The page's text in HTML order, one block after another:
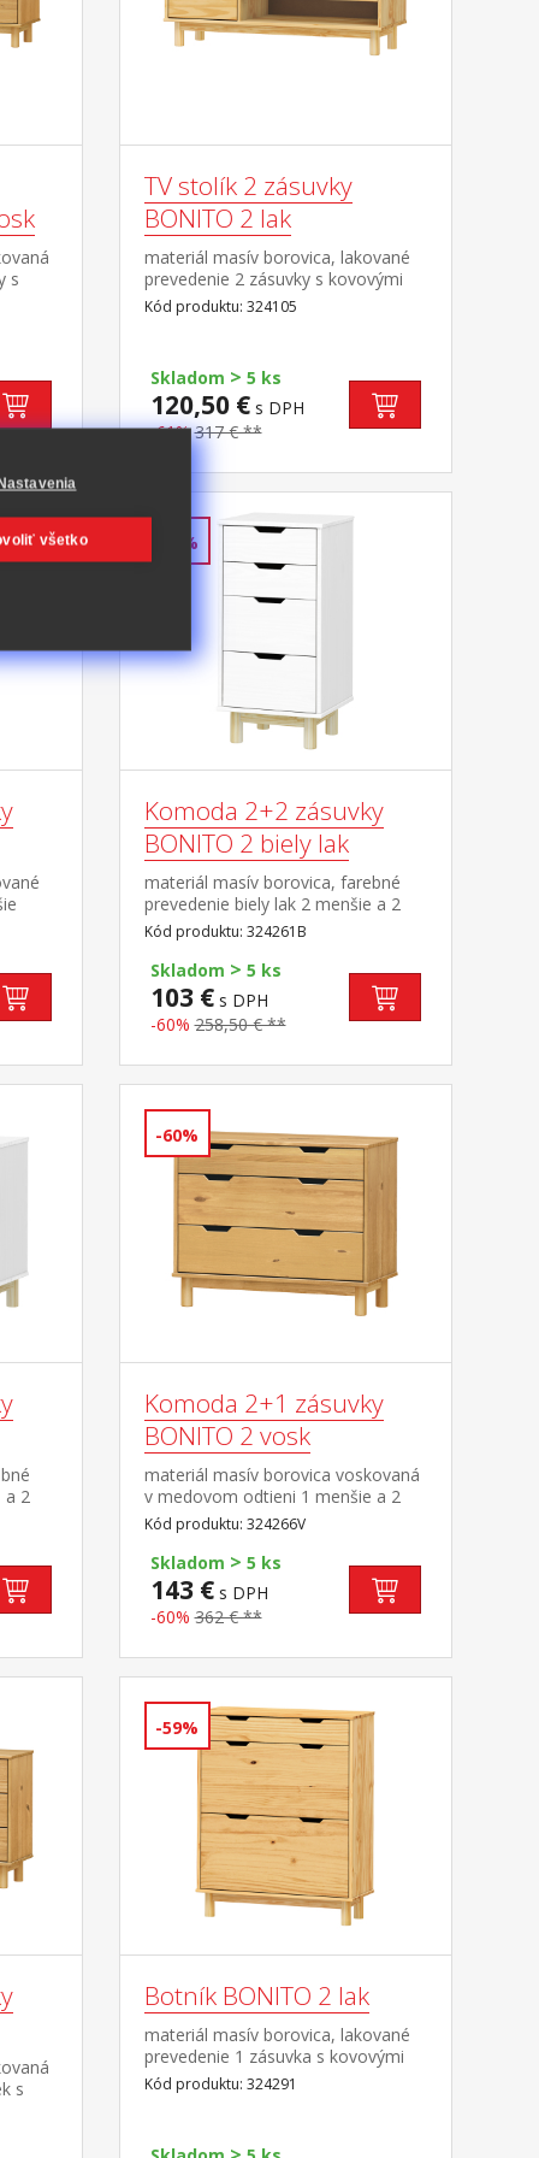
s
TV stolík 2 zásuvky
BONITO 2 lak
materiál masív borovica, lakované
prevedenie 2 zásuvky s kovovými
pojazdmi, 1 polica otvor na
pretiahnutie káblov
Kód produktu: 324105
Skladom > 5 ks
120,50 €s DPH
-61% 317 € **
-60%
Komoda 2+2 zásuvky
BONITO 2 biely lak
materiál masív borovica, farebné
prevedenie biely lak 2 menšie a 2
väčšie zásuvky s kovovými
pojazdmi
Kód produktu: 324261B
Skladom > 5 ks
103 €s DPH
-60% 258,50 € **
a 2
-60%
Komoda 2+1 zásuvky
BONITO 2 vosk
materiál masív borovica voskovaná
v medovom odtieni 1 menšie a 2
väčšie zásuvky s kovovými
pojazdmi
Kód produktu: 324266V
Skladom > 5 ks
143 €s DPH
-60% 362 € **
s
-59%
Botník BONITO 2 lak
materiál masív borovica, lakované
prevedenie 1 zásuvka s kovovými
pojazdmi, 2 dvojradové výklopy
Kód produktu: 324291
všetko